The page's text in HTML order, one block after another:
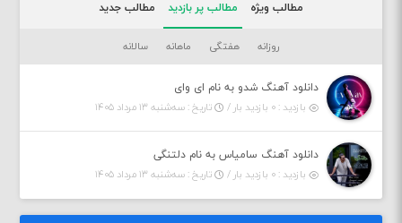
مطالب ویژه مطالب پر بازدید مطالب جدید
روزانه هفتگی ماهانه سالانه
دانلود آهنگ شدو به نام ای وای
بازدید : ۰ بازدید بار /
تاریخ : سه‌شنبه ۱۳ مرداد ۱۴۰۵
دانلود آهنگ سامیاس به نام دلتنگی
بازدید : ۰ بازدید بار /
تاریخ : سه‌شنبه ۱۳ مرداد ۱۴۰۵